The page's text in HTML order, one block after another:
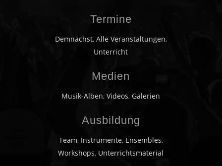
Termine
Demnächst, Alle Veranstaltungen,
Unterricht
Medien
Musik-Alben,Videos,Galerien
Ausbildung
Team, Instrumente, Ensembles,
Workshops, Unterrichtsmaterial